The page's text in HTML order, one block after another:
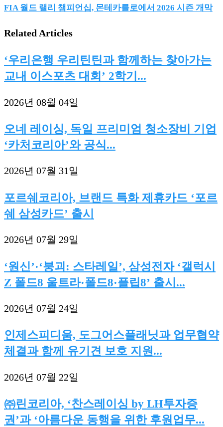
FIA 월드 랠리 챔피언십, 몬테카를로에서 2026 시즌 개막
Related Articles
‘우리은행 우리틴틴과 함께하는 찾아가는
교내 이스포츠 대회’ 2학기...
2026년 08월 04일
오네 레이싱, 독일 프리미엄 청소장비 기업
‘카처코리아’와 공식...
2026년 07월 31일
포르쉐코리아, 브랜드 특화 제휴카드 ‘포르
쉐 삼성카드’ 출시
2026년 07월 29일
‘원신’·‘붕괴: 스타레일’, 삼성전자 ‘갤럭시
Z 폴드8 울트라·폴드8·플립8’ 출시...
2026년 07월 24일
인제스피디움, 도그어스플래닛과 업무협약
체결과 함께 유기견 보호 지원...
2026년 07월 22일
㈜린코리아, ‘찬스레이싱 by LH투자증
권’과 ‘아름다운 동행을 위한 후원업무...